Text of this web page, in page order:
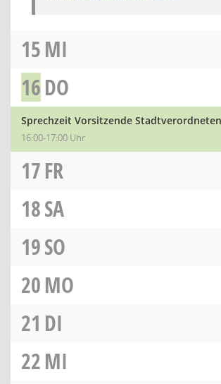
15MI
16DO
Sprechzeit Vorsitzende
16:00-17:00 Uhr
17FR
18SA
19SO
20MO
21 DI
22MI